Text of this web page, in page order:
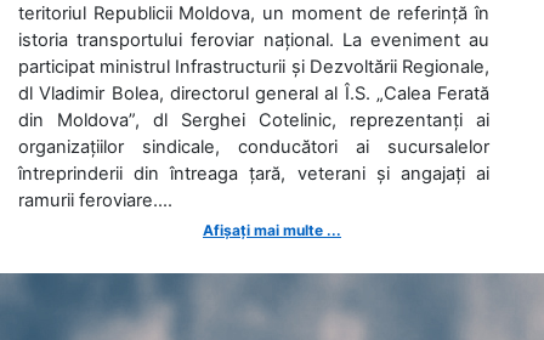
teritoriul Republicii Moldova, un moment de referință în
istoria transportului feroviar național. La eveniment au
participat ministrul Infrastructurii și Dezvoltării Regionale,
dl Vladimir Bolea, directorul general al Î.S. „Calea Ferată
din Moldova”, dl Serghei Cotelinic, reprezentanți ai
organizațiilor sindicale, conducători ai sucursalelor
întreprinderii din întreaga țară, veterani și angajați ai
ramurii feroviare....
Afișați mai multe ...